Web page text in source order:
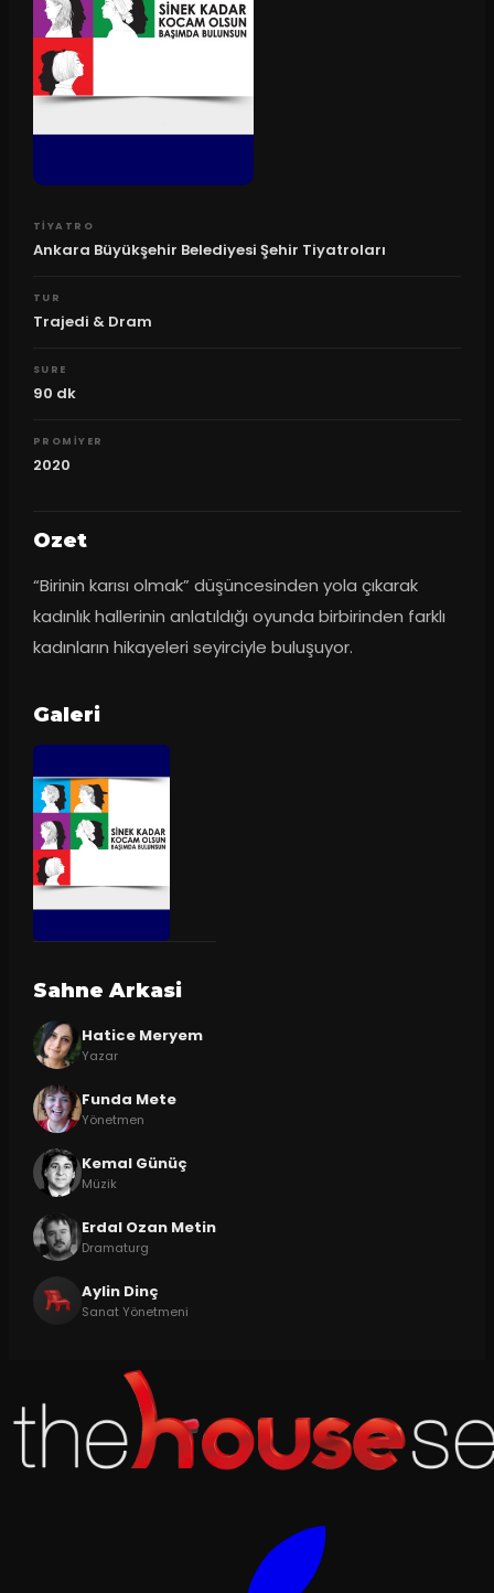
TIYATRO
Ankara Büyükşehir Belediyesi Şehir Tiyatroları
TUR
Trajedi & Dram
SURE
90 dk
PROMIYER
2020
Ozet
“Birinin karısı olmak” düşüncesinden yola çıkarak
kadınlık hallerinin anlatıldığı oyunda birbirinden farklı
kadınların hikayeleri seyirciyle buluşuyor.
Galeri
Sahne Arkasi
Hatice Meryem
Yazar
Funda Mete
Yönetmen
Kemal Günüç
Müzik
Erdal Ozan Metin
Dramaturg
Aylin Dinç
Sanat Yönetmeni